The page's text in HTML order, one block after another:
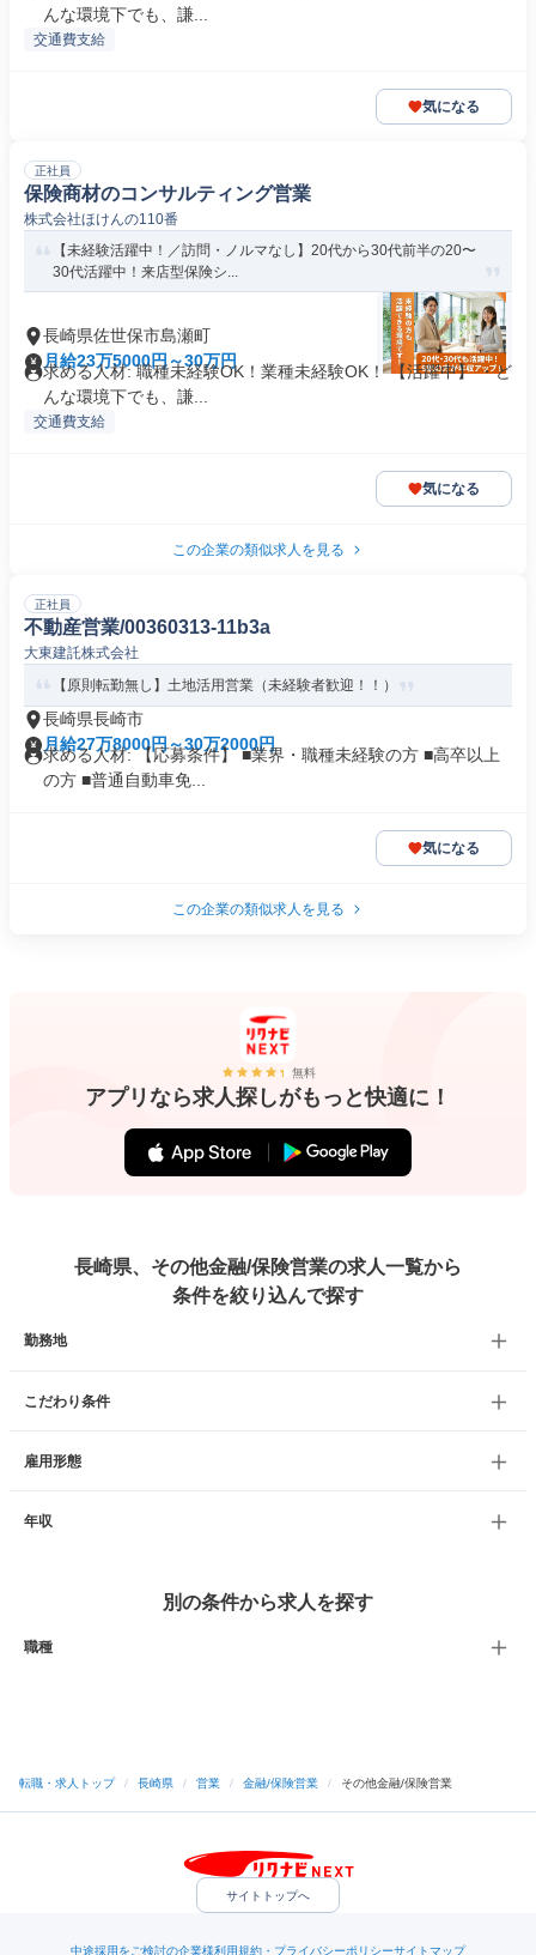
んな環境下でも、謙...
交通費支給
気になる
正社員
保険商材のコンサルティング営業
株式会社ほけんの110番
【未経験活躍中！／訪問・ノルマなし】20代から30代前半の20〜
30代活躍中！来店型保険シ...
長崎県佐世保市島瀬町
月給23万5000円～30万円
求める人材: 職種未経験OK！業種未経験OK！ 【活躍中】 ・ど
んな環境下でも、謙...
交通費支給
気になる
この企業の類似求人を見る
正社員
不動産営業/00360313-11b3a
大東建託株式会社
【原則転勤無し】土地活用営業（未経験者歓迎！！）
長崎県長崎市
月給27万8000円～30万2000円
求める人材: 【応募条件】 ■業界・職種未経験の方 ■高卒以上
の方 ■普通自動車免...
気になる
この企業の類似求人を見る
無料
アプリなら求人探しがもっと快適に！
長崎県、その他金融/保険営業の求人一覧から
条件を絞り込んで探す
勤務地
こだわり条件
雇用形態
年収
別の条件から求人を探す
職種
転職・求人トップ / 長崎県 / 営業 / 金融/保険営業 / その他金融/保険営業
サイトトップへ
中途採用をご検討の企業様利用規約・プライバシーポリシーサイトマップ